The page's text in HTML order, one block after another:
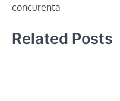
concurenta
Related Posts